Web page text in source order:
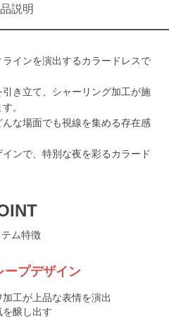
説明
ラインを演出するカラードレスで
き立て、シャーリング加工が施
。
な場面でも視線を集める存在感
ンで、特別な夜を彩るカラード
ム特徴
ープデザイン
工が上品な表情を演出
を醸し出す